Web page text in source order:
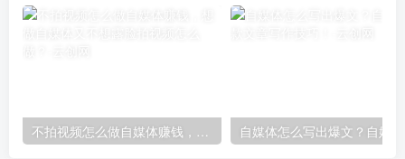
不拍视频怎么做自媒体赚钱，想做自媒体又不想露脸拍视频怎么做？